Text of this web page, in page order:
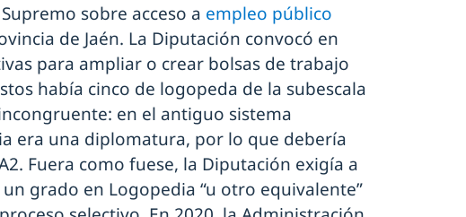
sobre acceso a empleo público
de Jaén. La Diputación convocó en
para ampliar o crear bolsas de trabajo
había cinco de logopeda de la subescala
en el antiguo sistema
era una diplomatura, por lo que debería
Fuera como fuese, la Diputación exigía a
grado en Logopedia “u otro equivalente”